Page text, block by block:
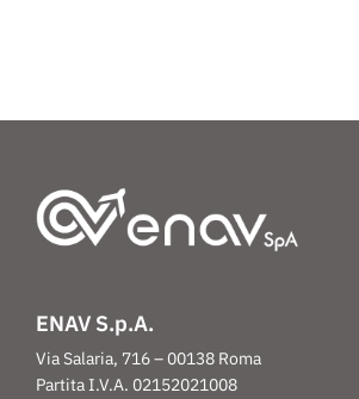
ENAV S.p.A.
Via Salaria, 716 – 00138 Roma
Partita I.V.A. 02152021008